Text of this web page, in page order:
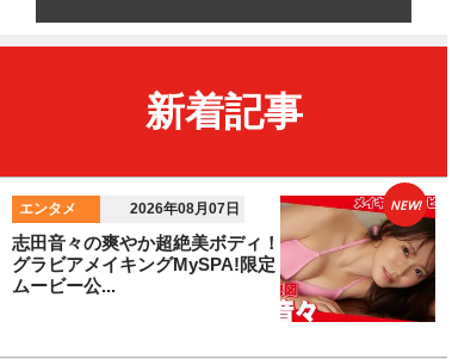
新着記事
エンタメ 2026年08月07日
志田音々の爽やか超絶美ボディ！
グラビアメイキングMySPA!限定
ムービー公...
NEW!